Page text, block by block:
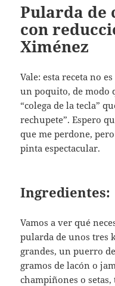
Pularda de
con
Ximénez
Vale: esta receta no
un poquito, de modo
“colega de la tecla”
rechupete”. Espero
que me perdone,
pinta espectacular.
Ingredientes:
Vamos a ver qué
pularda de unos tres
grandes, un puerro
gramos de lacón o
champiñones o